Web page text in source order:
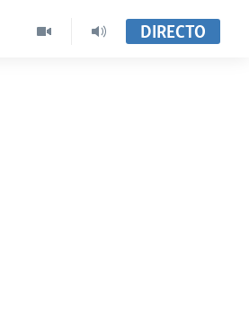
DIRECTO